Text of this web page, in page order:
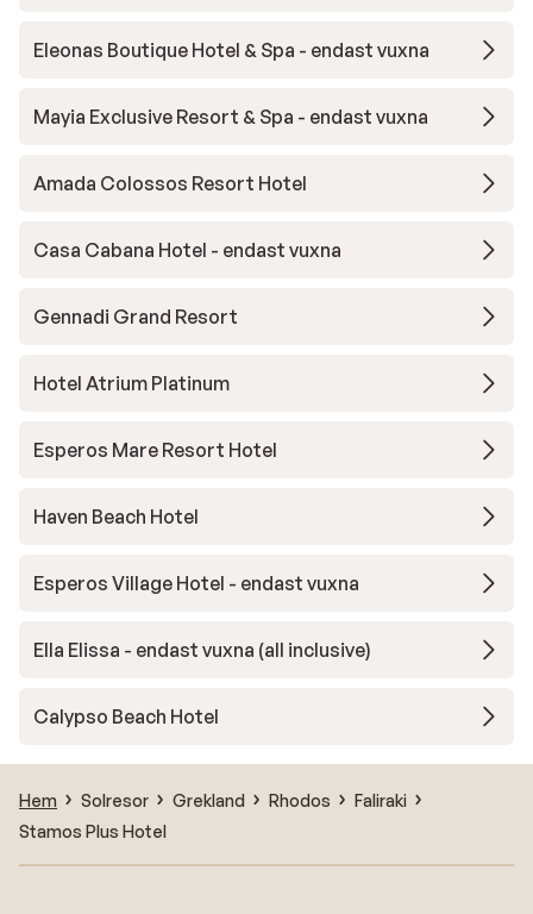
Eleonas Boutique Hotel & Spa - endast vuxna
Mayia Exclusive Resort & Spa - endast vuxna
Amada Colossos Resort Hotel
Casa Cabana Hotel - endast vuxna
Gennadi Grand Resort
Hotel Atrium Platinum
Esperos Mare Resort Hotel
Haven Beach Hotel
Esperos Village Hotel - endast vuxna
Ella Elissa - endast vuxna (all inclusive)
Calypso Beach Hotel
Hem Solresor Grekland Rhodos
Faliraki
Stamos Plus Hotel